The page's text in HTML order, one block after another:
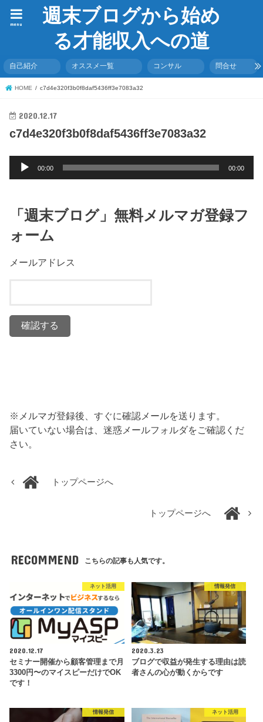
週末ブログから始め
る才能収入への道
menu
自己紹介 オススメ一覧 コンサル 問合せ
HOME c7d4e320f3b0f8daf5436ff3e7083a32
2020.12.17
c7d4e320f3b0f8daf5436ff3e7083a32
ー
ヤ
00:00 00:00
「週末ブログ」無料メルマガ登録フ
ォーム
メールアドレス
※メルマガ登録後、すぐに確認メールを送ります。
届いていない場合は、迷惑メールフォルダをご確認くだ
さい。
トップページへ
トップページへ
RECOMMEND こちらの記事も人気です。
ネット活用
2020.12.17
セミナー開催から顧客管理まで月
3300円〜のマイスピーだけでOK
です！
情報発信
2020.3.23
ブログで収益が発生する理由は読
者さんの心が動くからです
情報発信 ネット活用